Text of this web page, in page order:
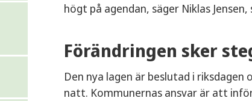
högt på agendan, säger Niklas
Förändringen sker
Den nya lagen är beslutad i
natt. Kommunernas ansvar är att